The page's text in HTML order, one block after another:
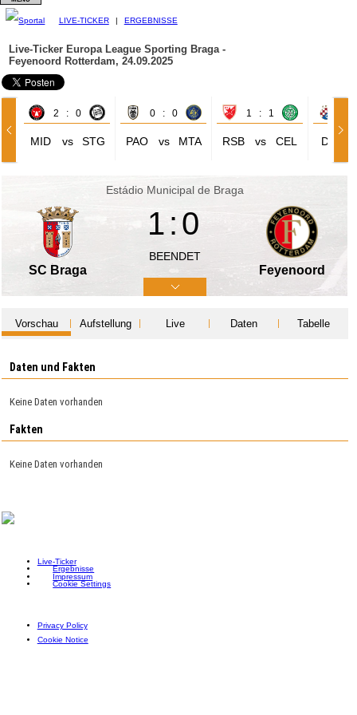
LIVE-TICKER | ERGEBNISSE
Live-Ticker Europa League Sporting Braga -
Feyenoord Rotterdam, 24.09.2025
2 : 0
MID vs STG
0 : 0
PAO vs MTA
1 : 1
RSB vs CEL DIZ
Estádio Municipal de Braga
SC Braga
1:0
BEENDET
Feyenoord
Vorschau Aufstellung Live Daten Tabelle
Daten und Fakten
Keine Daten vorhanden
Fakten
Keine Daten vorhanden
Live-Ticker
Ergebnisse
Impressum
Cookie Settings
Privacy Policy
Cookie Notice